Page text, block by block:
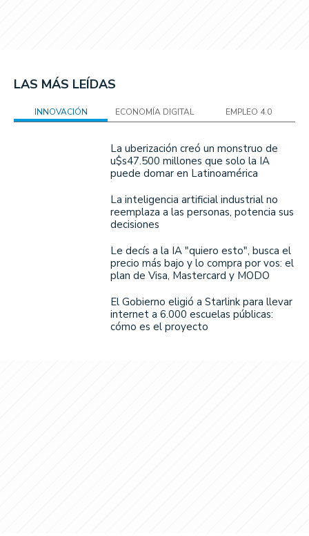
LAS MÁS LEÍDAS
INNOVACIÓN ECONOMÍA DIGITAL EMPLEO 4.0
La uberización creó un monstruo de
u$s47.500 millones que solo la IA
puede domar en Latinoamérica
La inteligencia artificial industrial no
reemplaza a las personas, potencia sus
decisiones
Le decís a la IA "quiero esto", busca el
precio más bajo y lo compra por vos: el
plan de Visa, Mastercard y MODO
El Gobierno eligió a Starlink para llevar
internet a 6.000 escuelas públicas:
cómo es el proyecto